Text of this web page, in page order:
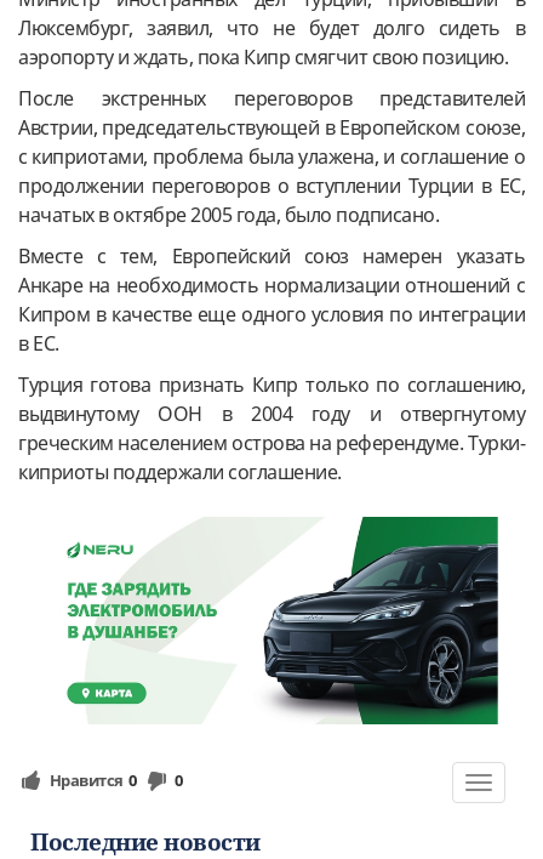
Люксембург, заявил, что не будет долго сидеть в
аэропорту и ждать, пока Кипр смягчит свою позицию.
После экстренных переговоров представителей
Австрии, председательствующей в Европейском союзе,
с киприотами, проблема была улажена, и соглашение о
продолжении переговоров о вступлении Турции в ЕС,
начатых в октябре 2005 года, было подписано.
Вместе с тем, Европейский союз намерен указать
Анкаре на необходимость нормализации отношений с
Кипром в качестве еще одного условия по интеграции
в ЕС.
Турция готова признать Кипр только по соглашению,
выдвинутому ООН в 2004 году и отвергнутому
греческим населением острова на референдуме. Турки-
киприоты поддержали соглашение.
Toggle
Нравится 0 0
Последние новости